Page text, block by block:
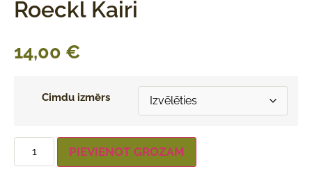
Roeckl Kairi
14,00 €
Cimdu izmērs
PIEVIENOT GROZAM